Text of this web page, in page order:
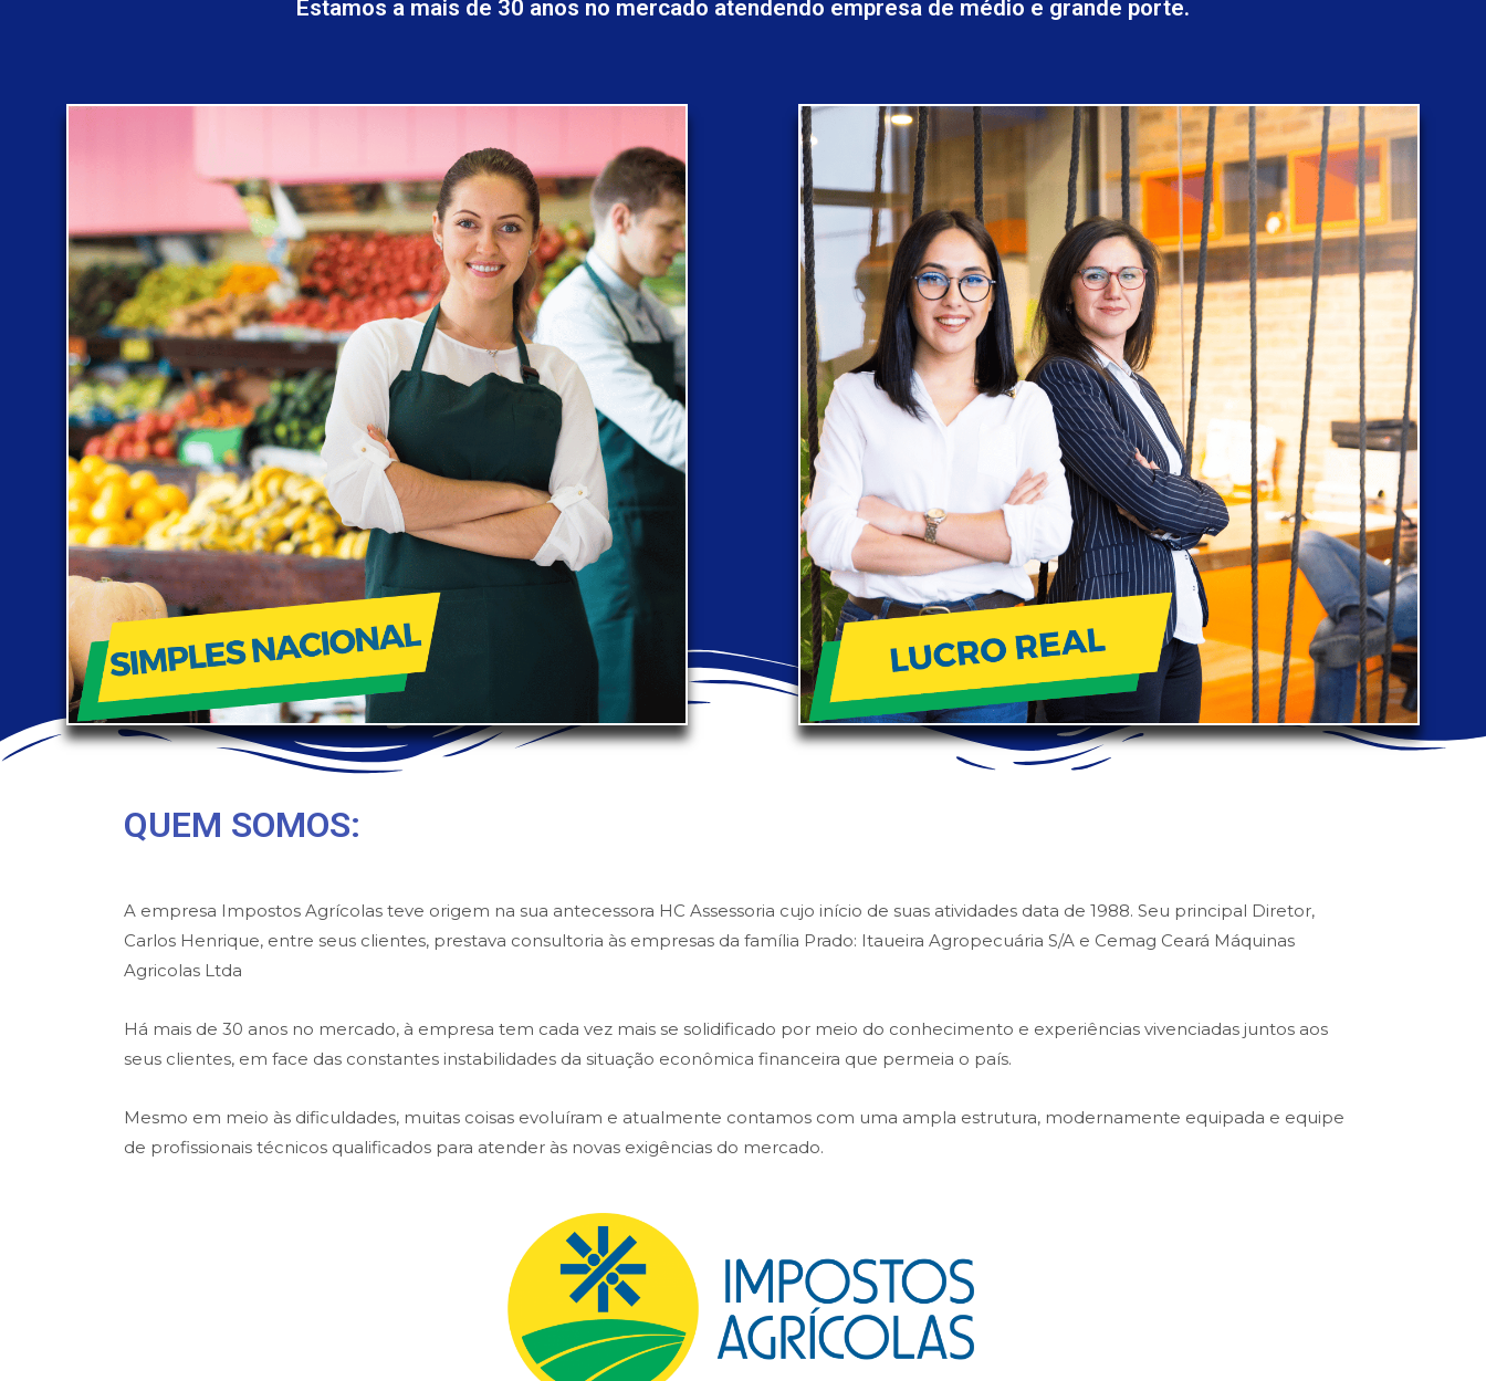
Estamos a mais de 30 anos no mercado atendendo empresa de médio e grande porte.
QUEM SOMOS:
A empresa Impostos Agrícolas teve origem na sua antecessora HC Assessoria cujo início de suas atividades data de 1988. Seu principal Diretor,
Carlos Henrique, entre seus clientes, prestava consultoria às empresas da família Prado: Itaueira Agropecuária S/A e Cemag Ceará Máquinas
Agricolas Ltda
Há mais de 30 anos no mercado, à empresa tem cada vez mais se solidificado por meio do conhecimento e experiências vivenciadas juntos aos
seus clientes, em face das constantes instabilidades da situação econômica financeira que permeia o país.
Mesmo em meio às dificuldades, muitas coisas evoluíram e atualmente contamos com uma ampla estrutura, modernamente equipada e equipe
de profissionais técnicos qualificados para atender às novas exigências do mercado.